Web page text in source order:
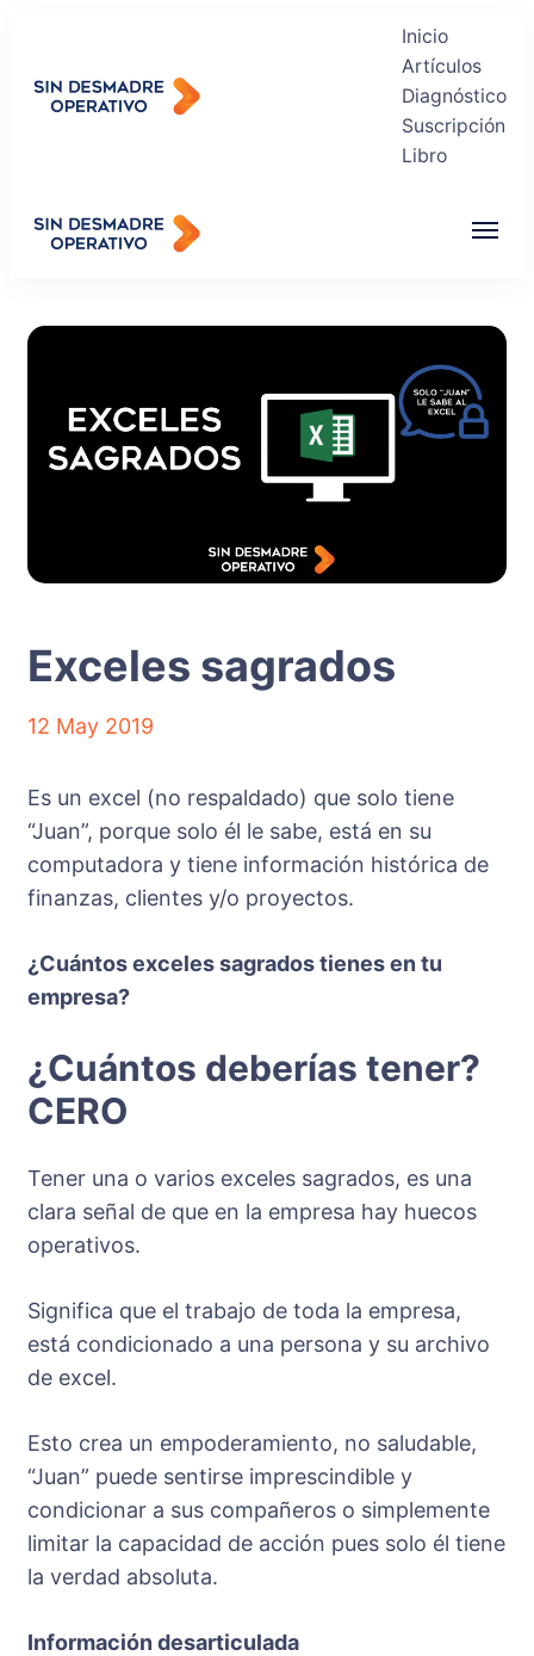
Sin Desmadre Operativo
Inicio
Artículos
Diagnóstico
Suscripción
Libro
Exceles sagrados
12 May 2019
Es un excel (no respaldado) que solo tiene
“Juan”, porque solo él le sabe, está en su
computadora y tiene información histórica de
finanzas, clientes y/o proyectos.
¿Cuántos exceles sagrados tienes en tu
empresa?
¿Cuántos deberías tener?
CERO
Tener una o varios exceles sagrados, es una
clara señal de que en la empresa hay huecos
operativos.
Significa que el trabajo de toda la empresa,
está condicionado a una persona y su archivo
de excel.
Esto crea un empoderamiento, no saludable,
“Juan” puede sentirse imprescindible y
condicionar a sus compañeros o simplemente
limitar la capacidad de acción pues solo él tiene
la verdad absoluta.
Información desarticulada